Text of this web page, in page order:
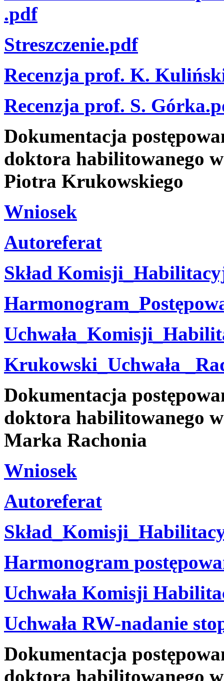
.pdf
Streszczenie.pdf
Recenzja prof. K.
Recenzja prof. S.
Dokumentacja
doktora habilitowanego
Piotra Krukowskiego
Wniosek
Autoreferat
Skład
Krukowski_Uchwała
Dokumentacja
doktora habilitowanego
Marka Rachonia
Wniosek
Autoreferat
Harmonogram
Uchwała Komisji
Uchwała RW-nadanie
Dokumentacja
doktora habilitowanego